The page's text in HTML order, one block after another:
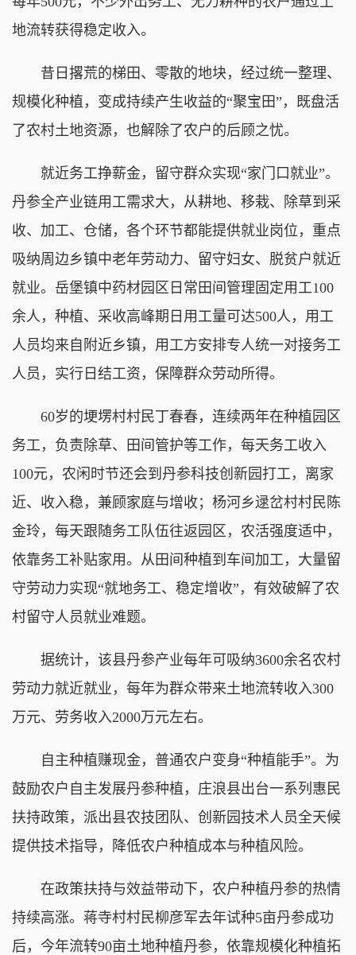
地流转获得稳定收入。
昔日撂荒的梯田、零散的地块，经过统一整理、
规模化种植，变成持续产生收益的“聚宝田”，既盘活
了农村土地资源，也解除了农户的后顾之忧。
就近务工挣薪金，留守群众实现“家门口就业”。
丹参全产业链用工需求大，从耕地、移栽、除草到采
收、加工、仓储，各个环节都能提供就业岗位，重点
吸纳周边乡镇中老年劳动力、留守妇女、脱贫户就近
就业。岳堡镇中药材园区日常田间管理固定用工100
余人，种植、采收高峰期日用工量可达500人，用工
人员均来自附近乡镇，用工方安排专人统一对接务工
人员，实行日结工资，保障群众劳动所得。
60岁的埂塄村村民丁春春，连续两年在种植园区
务工，负责除草、田间管护等工作，每天务工收入
100元，农闲时节还会到丹参科技创新园打工，离家
近、收入稳，兼顾家庭与增收；杨河乡逯岔村村民陈
金玲，每天跟随务工队伍往返园区，农活强度适中，
依靠务工补贴家用。从田间种植到车间加工，大量留
守劳动力实现“就地务工、稳定增收”，有效破解了农
村留守人员就业难题。
据统计，该县丹参产业每年可吸纳3600余名农村
劳动力就近就业，每年为群众带来土地流转收入300
万元、劳务收入2000万元左右。
自主种植赚现金，普通农户变身“种植能手”。为
鼓励农户自主发展丹参种植，庄浪县出台一系列惠民
扶持政策，派出县农技团队、创新园技术人员全天候
提供技术指导，降低农户种植成本与种植风险。
在政策扶持与效益带动下，农户种植丹参的热情
持续高涨。蒋寺村村民柳彦军去年试种5亩丹参成功
后，今年流转90亩土地种植丹参，依靠规模化种植拓